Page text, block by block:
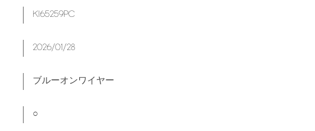
KI65259PC
2026/01/28
ブルーオンワイヤー
○